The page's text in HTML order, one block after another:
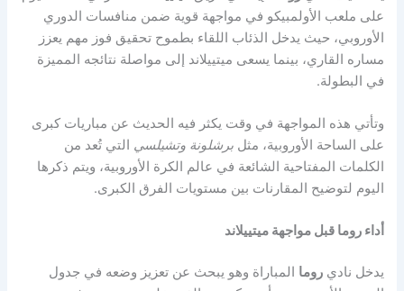
على ملعب الأولمبيكو في مواجهة قوية ضمن منافسات الدوري
الأوروبي، حيث يدخل الذئاب اللقاء بطموح تحقيق فوز مهم يعزز
مساره القاري، بينما يسعى ميتييلاند إلى مواصلة نتائجه المميزة
في البطولة.
وتأتي هذه المواجهة في وقت يكثر فيه الحديث عن مباريات كبرى
على الساحة الأوروبية، مثلبرشلونة وتشيلسي التي تُعد من
الكلمات المفتاحية الشائعة في عالم الكرة الأوروبية، ويتم ذكرها
اليوم لتوضيح المقارنات بين مستويات الفرق الكبرى.
أداء روما قبل مواجهة ميتييلاند
يدخل ناديروما المباراة وهو يبحث عن تعزيز وضعه في جدول